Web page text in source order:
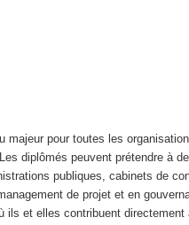
majeur pour toutes les
Les diplômés peuvent prétendre à
publiques, cabinets de
de projet et en
ils et elles contribuent directement